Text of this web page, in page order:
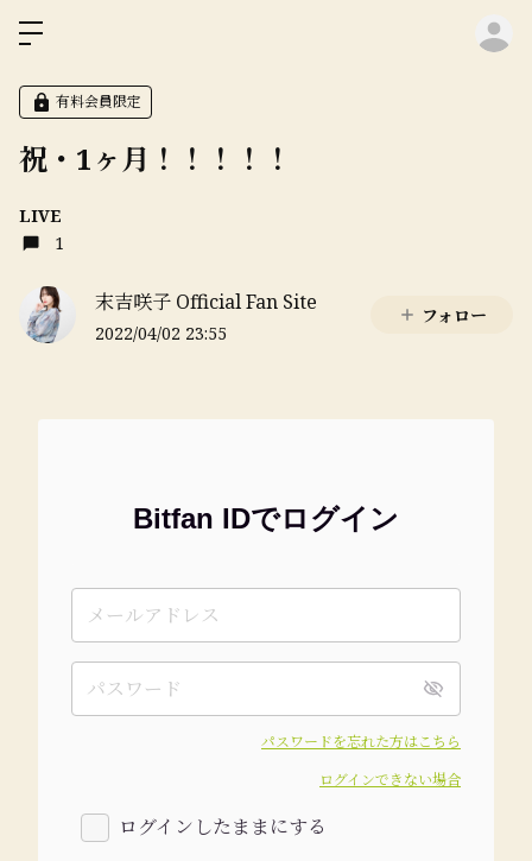
有料会員限定
祝・1ヶ月！！！！！
LIVE
1
末吉咲子 Official Fan Site
2022/04/02 23:55
フォロー
Bitfan IDでログイン
パスワードを忘れた方はこちら
ログインできない場合
ログインしたままにする